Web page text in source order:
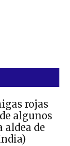
rojas
algunos
aldea de